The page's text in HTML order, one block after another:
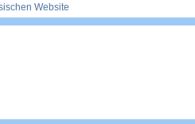
Website